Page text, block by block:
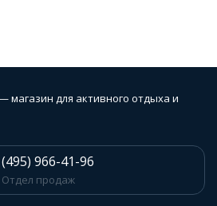
магазин для активного отдыха и
966-41-96
Отдел продаж